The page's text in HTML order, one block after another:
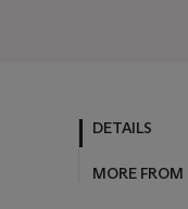
DETAILS
MORE FROM